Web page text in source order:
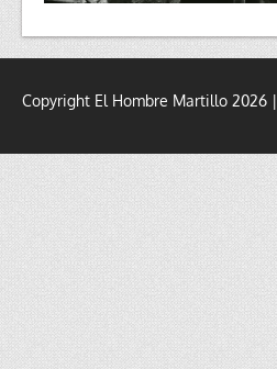
Copyright El Hombre Martillo 2026 |